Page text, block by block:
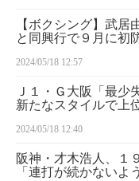
【ボクシング】武居
と同興行で９月に初
2024/05/18 12:57
Ｊ１・Ｇ大阪「最少
新たなスタイルで上
2024/05/18 12:40
阪神・才木浩人、１
「連打が続かないよ